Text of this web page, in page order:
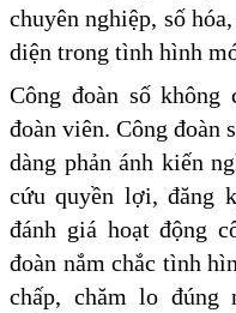
chuyên nghiệp, số
diện trong tình hình
Công đoàn số
đoàn viên. Công đoàn
dàng phản ánh kiến
cứu quyền lợi, đăng
đánh giá hoạt động
đoàn nắm chắc tình
chấp, chăm lo đúng